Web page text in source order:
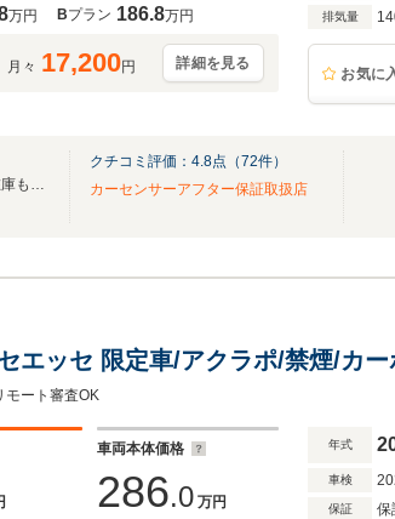
万円 Bプラン 186.8万円
月々 17,200円 詳細を見る
排気量
お気に
無料電話は24時間ご案内！！全国のLIBERALA在庫も見たい方は一括照会が可能です！
クチコミ評価： 4.8点（72件）
カーセンサーアフター保証取扱店
エッセ 限定車/アクラポ/禁煙/カ
モート審査OK
車両本体価格
286.0 万円
年式
車検
保証 保